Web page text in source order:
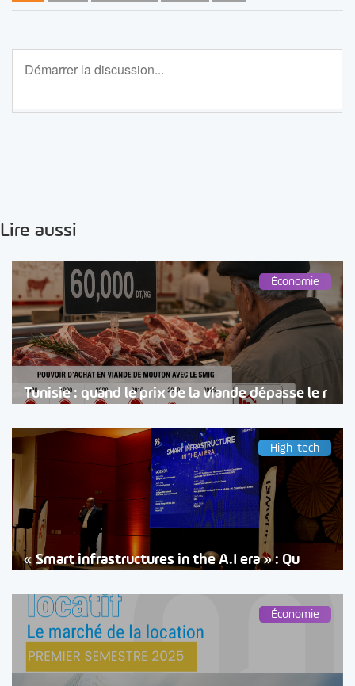
Lire aussi
Économie
Tunisie : quand le prix de la viande dépasse le r
High-tech
« Smart infrastructures in the A.I era » : Qu
Économie